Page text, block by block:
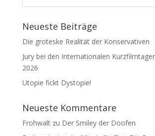
Neueste Beiträge
Die groteske Realität der Konservativen
Jury bei den Internationalen
2026
Utopie fickt Dystopie!
Neueste Kommentare
Frohwaltzu Der Smiley der Doofen